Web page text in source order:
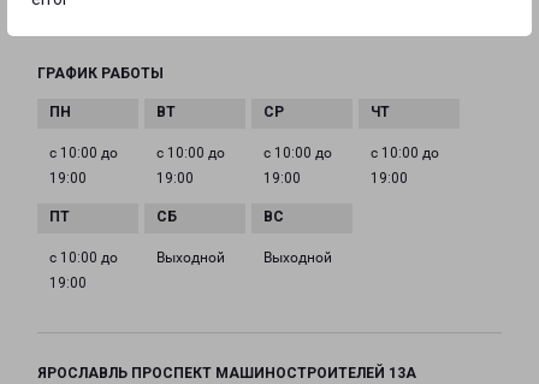
ГРАФИК РАБОТЫ
с 10:00 до
19:00
с 10:00 до
19:00
с 10:00 до
19:00
с 10:00 до
19:00
с 10:00 до
19:00
Выходной Выходной
ЯРОСЛАВЛЬ ПРОСПЕКТ МАШИНОСТРОИТЕЛЕЙ 13А